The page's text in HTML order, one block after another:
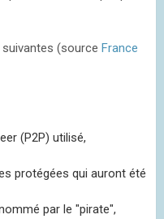
(source France
(P2P) utilisé,
protégées qui auront été
par le "pirate",